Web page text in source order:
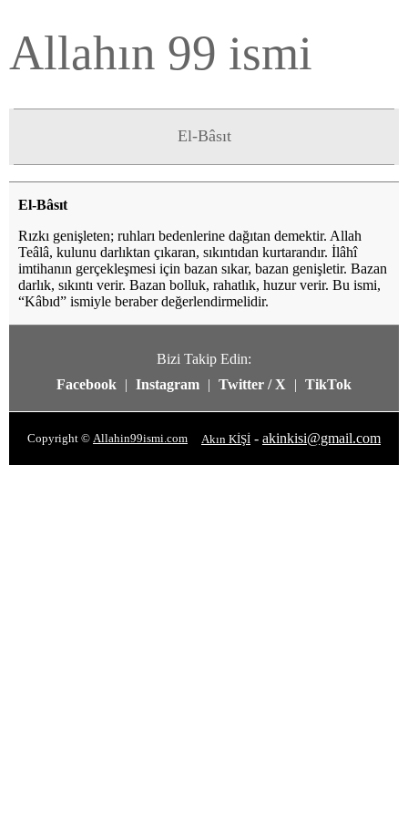
Allahın 99 ismi
El-Bâsıt
El-Bâsıt
Rızkı genişleten; ruhları bedenlerine dağıtan demektir. Allah
Teâlâ, kulunu darlıktan çıkaran, sıkıntıdan kurtarandır. İlâhî
imtihanın gerçekleşmesi için bazan sıkar, bazan genişletir. Bazan
darlık, sıkıntı verir. Bazan bolluk, rahatlık, huzur verir. Bu ismi,
“Kâbıd” ismiyle beraber değerlendirmelidir.
Bizi Takip Edin:
Facebook | Instagram | Twitter / X | TikTok
Copyright © Allahin99ismi.com Akın KİŞİ - akinkisi@gmail.com